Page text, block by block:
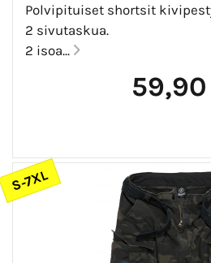
Polvipituiset shortsit
2 sivutaskua.
2 isoa...
S-7XL